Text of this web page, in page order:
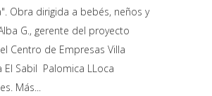
Obra dirigida a bebés, neños y
G., gerente del proyecto
Centro de Empresas Villa
El Sabil Palomica LLoca
Más